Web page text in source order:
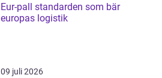
Eur-pall standarden som bär
europas logistik
09 juli 2026